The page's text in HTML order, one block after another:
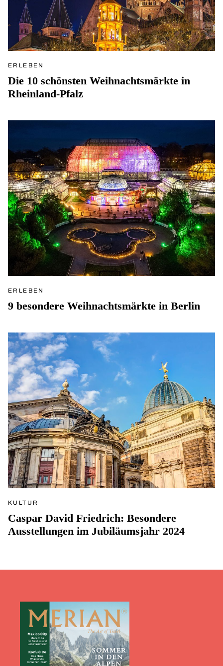
ERLEBEN
Die 10 schönsten Weihnachtsmärkte in
Rheinland-Pfalz
ERLEBEN
9 besondere Weihnachtsmärkte in Berlin
KULTUR
Caspar David Friedrich: Besondere
Ausstellungen im Jubiläumsjahr 2024